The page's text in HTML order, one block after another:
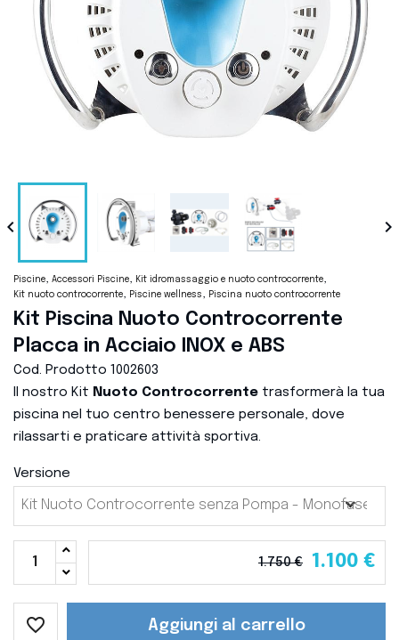
 
Piscine Accessori Piscine
Kit idromassaggio e nuoto controcorrente
Kit nuoto controcorrente
Piscine wellness Piscina nuoto controcorrente
Kit Piscina Nuoto Controcorrente
Placca in Acciaio INOX e ABS
Cod. Prodotto 1002603
Il nostro Kit Nuoto Controcorrente trasformerà la tua
piscina nel tuo centro benessere personale, dove
rilassarti e praticare attività sportiva.
Versione
1.750 € 1.100 €
Aggiungi al carrello
favorite_border